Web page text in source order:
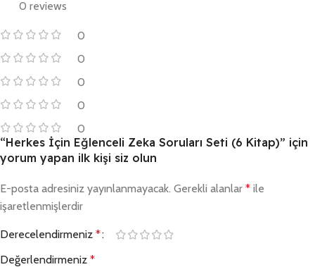
0 reviews
0
0
0
0
0
“Herkes İçin Eğlenceli Zeka Soruları Seti (6 Kitap)” için
yorum yapan ilk kişi siz olun
E-posta adresiniz yayınlanmayacak. Gerekli alanlar * ile
işaretlenmişlerdir
Derecelendirmeniz *
Değerlendirmeniz *